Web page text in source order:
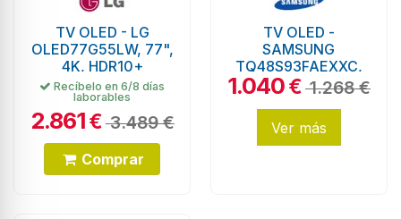
TV OLED - LG
OLED77G55LW, 77",
4K, HDR10+
Recíbelo en 6/8 días
laborables
2.861€3.489 €
Comprar
TV OLED -
SAMSUNG
TQ48S93FAEXXC,
48", 4K, Quantum
1.040€1.268 €
Ver más